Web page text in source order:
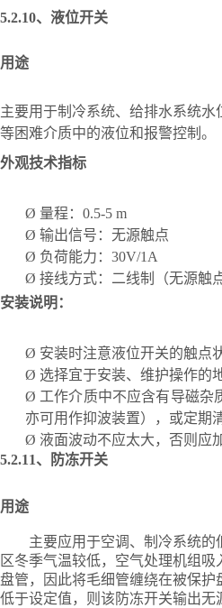
5.2.10、 液位开关
用途
主要用于制冷系统、给排水系统
等困难介质中的液位和报警控制。
外观技术指标
Ø 量程： 0.5-5 m
Ø 输出信号：无源触点
Ø 负荷能力： 30V/1A
Ø 接线方式：二线制（无源触
安装说明：
Ø 安装时注意液位开关的触点
Ø 选择宜于安装、维护操作的
Ø 工作介质中不应含有导磁杂
亦可用作抑波装置），或定期
Ø 液面波动不应太大，否则应
5.2.11、
防冻开关
用途
主要应用于空调、制冷系统
区冬季气温较低，空气处理机组
盘管，因此将毛细管缠绕在被保
低于设定值，则该防冻开关输出